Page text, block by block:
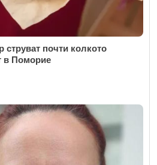
почти колкото
в Поморие